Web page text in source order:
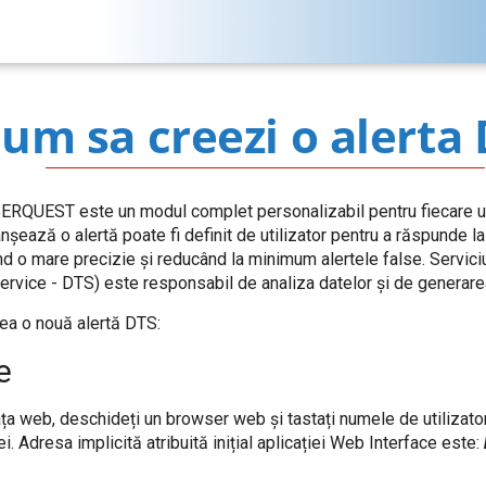
sa creezi o alerta
este un modul complet personalizabil pentru fiecare
o alertă poate fi definit de utilizator pentru a răspunde
o mare precizie și reducând la minimum alertele false.
- DTS) este responsabil de analiza datelor și de
o nouă alertă DTS:
web, deschideți un browser web și tastați numele de
Adresa implicită atribuită inițial aplicației Web Interface este: